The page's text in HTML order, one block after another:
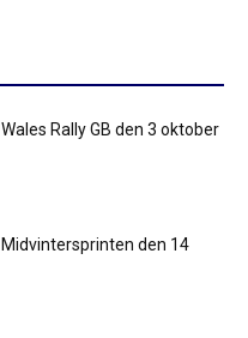
Rally GB den 3 oktober
den 14